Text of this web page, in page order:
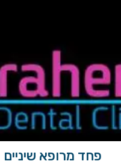
פחד מרופא שיניים